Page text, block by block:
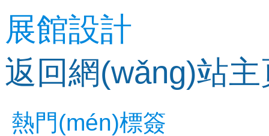
展館設計
返回網(wǎng)站
熱門(mén)標簽